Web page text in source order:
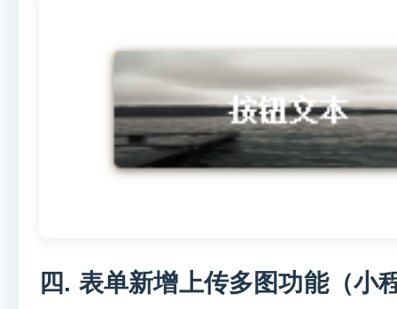
四. 表单新增上传多图功能（小